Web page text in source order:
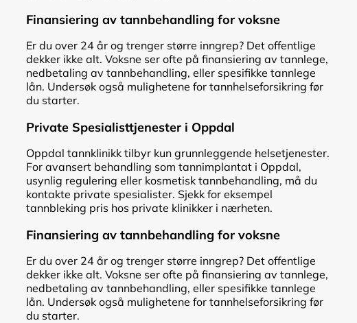
Finansiering av tannbehandling for voksne
Er du over 24 år og trenger større inngrep? Det offentlige
dekker ikke alt. Voksne ser ofte på finansiering av tannlege,
nedbetaling av tannbehandling, eller spesifikke tannlege
lån. Undersøk også mulighetene for tannhelseforsikring før
du starter.
Private Spesialisttjenester i Oppdal
Oppdal tannklinikk tilbyr kun grunnleggende helsetjenester.
For avansert behandling som tannimplantat i Oppdal,
usynlig regulering eller kosmetisk tannbehandling, må du
kontakte private spesialister. Sjekk for eksempel
tannbleking pris hos private klinikker i nærheten.
Finansiering av tannbehandling for voksne
Er du over 24 år og trenger større inngrep? Det offentlige
dekker ikke alt. Voksne ser ofte på finansiering av tannlege,
nedbetaling av tannbehandling, eller spesifikke tannlege
lån. Undersøk også mulighetene for tannhelseforsikring før
du starter.